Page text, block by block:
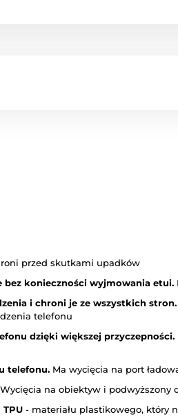
przed skutkami upadków
bez konieczności wyjmowania etui.
i chroni je ze wszystkich stron.
telefonu
dzięki większej przyczepności.
telefonu. Ma wycięcia na port
Wycięcia na obiektyw i podwyższony
- materiału plastikowego, który